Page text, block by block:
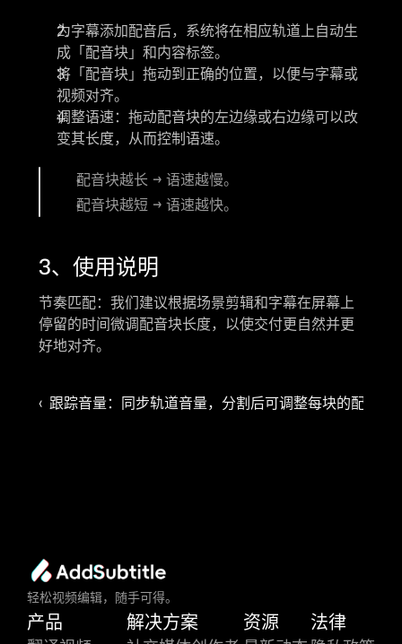
为字幕添加配音后，系统将在相应轨道上自动生
成「配音块」 和内容标签。
将「配音块」 拖动到正确的位置，以便与字幕或
视频对齐。
调整语速：拖动配音块的左边缘或右边缘可以改
变其长度，从而控制语速。
配音块越长 → 语速越慢。
配音块越短 → 语速越快。
3、使用说明
节奏匹配：我们建议根据场景剪辑和字幕在屏幕上
停留的时间微调配音块长度，以使交付更自然并更
好地对齐。
‹  跟踪音量：同步轨道音量，分割后可调整每块的配音音
轻松视频编辑，随手可得。
产品 解决方案 资源 法律